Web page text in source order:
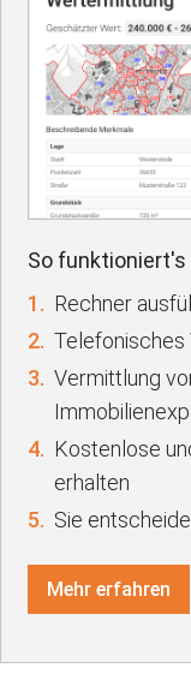
So funktioniert's
1. Rechner
2. Telefonisches
3. Vermittlung
4. Kostenlose
erhalten
5. Sie
Mehr erfahren